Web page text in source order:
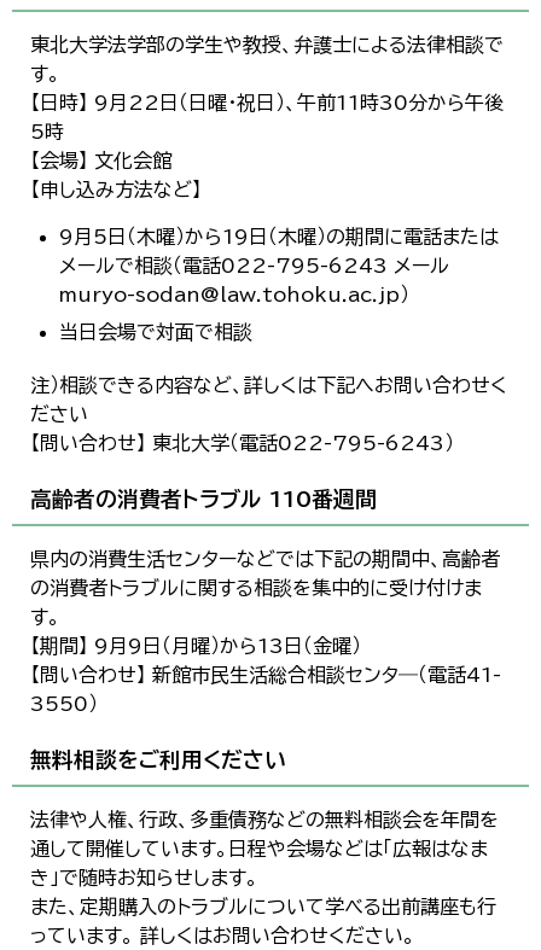
東北大学法学部の学生や教授、弁護士による法律相談で
す。
【日時】 9月22日（日曜・祝日）、午前11時30分から午後
5時
【会場】 文化会館
【申し込み方法など】
9月5日（木曜）から19日（木曜）の期間に電話または
メールで相談（電話022-795-6243 メール
muryo-sodan@law.tohoku.ac.jp）
当日会場で対面で相談
注）相談できる内容など、詳しくは下記へお問い合わせく
ださい
【問い合わせ】 東北大学（電話022-795-6243）
高齢者の消費者トラブル 110番週間
県内の消費生活センターなどでは下記の期間中、高齢者
の消費者トラブルに関する相談を集中的に受け付けま
す。
【期間】 9月9日（月曜）から13日（金曜）
【問い合わせ】 新館市民生活総合相談センタ―（電話41-
3550）
無料相談をご利用ください
法律や人権、行政、多重債務などの無料相談会を年間を
通して開催しています。日程や会場などは「広報はなま
き」で随時お知らせします。
また、定期購入のトラブルについて学べる出前講座も行
っています。 詳しくはお問い合わせください。